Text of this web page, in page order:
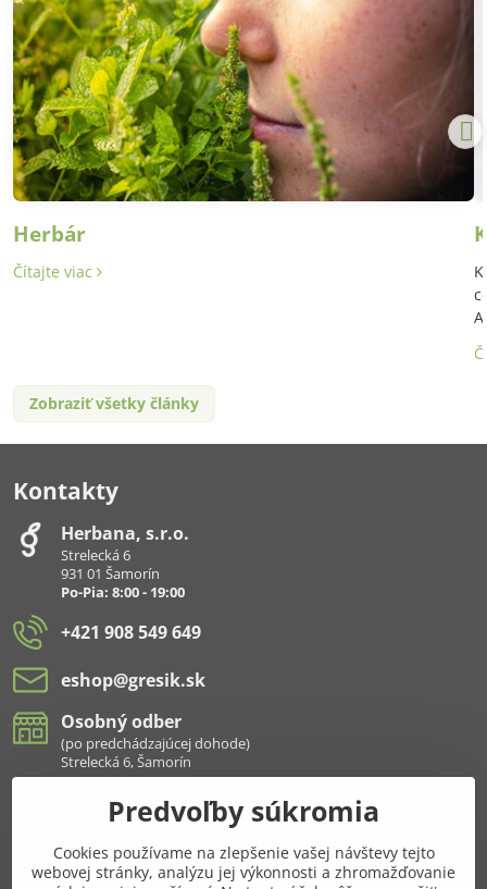
Herbár
Čítajte viac
Zobraziť všetky články
Kontakty
Herbana, s​.r​.o​.
Strelecká 6
931 01 Šamorín
Po-Pia: 8:00 - 19:00
+421 908 549 649
eshop​@gresik​.sk
Osobný odber
(po predchádzajúcej dohode)
Strelecká 6, Šamorín
Všetko k nákupu
Pridajte sa k nám aj na sieťach
Predvoľby súkromia
Cookies používame na zlepšenie vašej návštevy tejto
webovej stránky, analýzu jej výkonnosti a zhromažďovanie